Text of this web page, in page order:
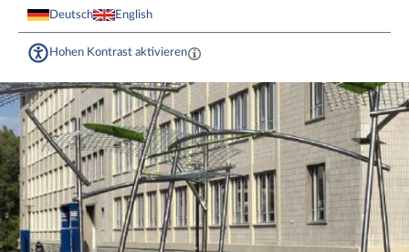
Deutsch English
Hohen Kontrast aktivieren